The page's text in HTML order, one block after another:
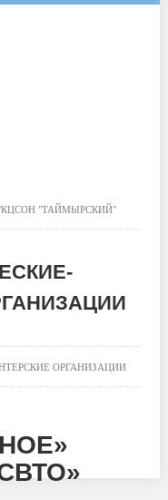
"ТАЙМЫРСКИЙ"
ОРГАНИЗАЦИИ